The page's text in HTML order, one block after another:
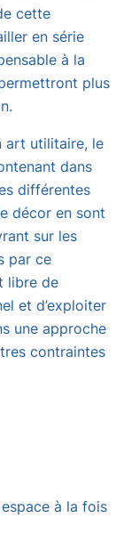
cette
en série
à la
plus
art utilitaire, le
dans
différentes
décor en sont
sur les
par ce
libre de
et d’exploiter
une approche
contraintes
à la fois